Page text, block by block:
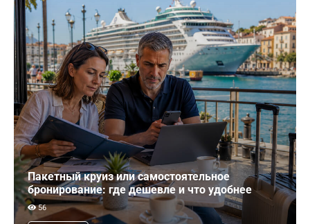
Пакетный круиз или самостоятельное
бронирование: где дешевле и что удобнее
56